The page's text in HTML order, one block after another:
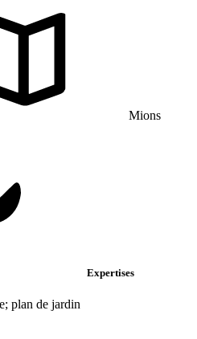
Mions
Expertises
plan de jardin